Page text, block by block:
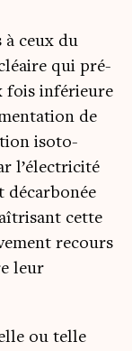
à ceux du
qui pré­
fois infé­rieure
de
iso­to­
l’électricité
décar­bo­née
cette
recours
leur
ou telle